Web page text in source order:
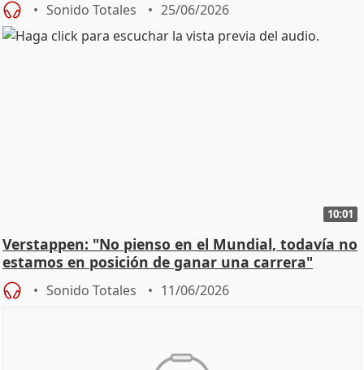
Sonido Totales 25/06/2026
10:01
Verstappen: "No pienso en el Mundial, todavía no
estamos en posición de ganar una carrera"
Sonido Totales 11/06/2026